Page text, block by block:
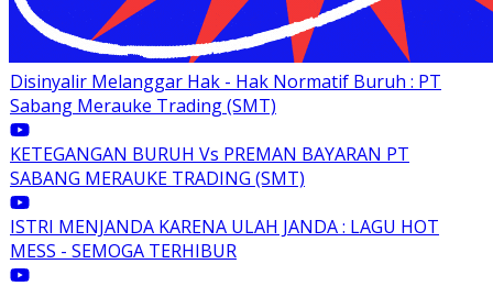
Disinyalir Melanggar Hak - Hak Normatif Buruh : PT
Sabang Merauke Trading (SMT)
KETEGANGAN BURUH Vs PREMAN BAYARAN PT
SABANG MERAUKE TRADING (SMT)
ISTRI MENJANDA KARENA ULAH JANDA : LAGU HOT
MESS - SEMOGA TERHIBUR